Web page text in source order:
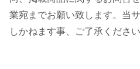
業宛までお願い致します。当
しかねます事、ご了承ください